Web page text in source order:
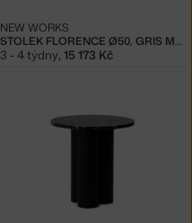
STOLEK FLORENCE Ø50, GRIS MARBLE/BLACK
NEW WORKS
3 - 4 týdny, 15 173 Kč